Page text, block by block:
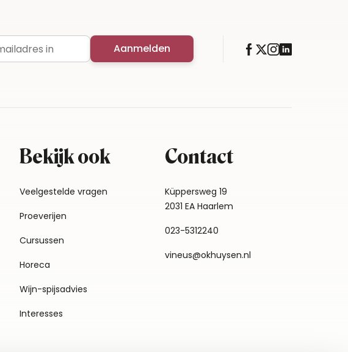
Aanmelden
Bekijk ook
Veelgestelde vragen
Proeverijen
Cursussen
Horeca
Wijn-spijsadvies
Interesses
Contact
Küppersweg 19
2031 EA Haarlem
023-5312240
vineus@okhuysen.nl